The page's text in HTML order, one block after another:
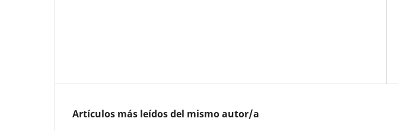
Artículos más leídos del mismo autor/a